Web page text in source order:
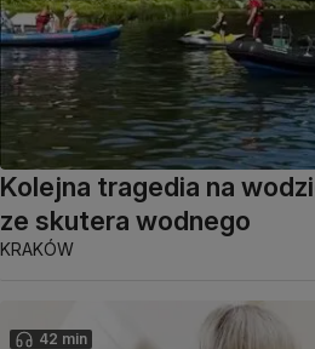
Kolejna tragedia na
ze skutera wodnego
KRAKÓW
42 min